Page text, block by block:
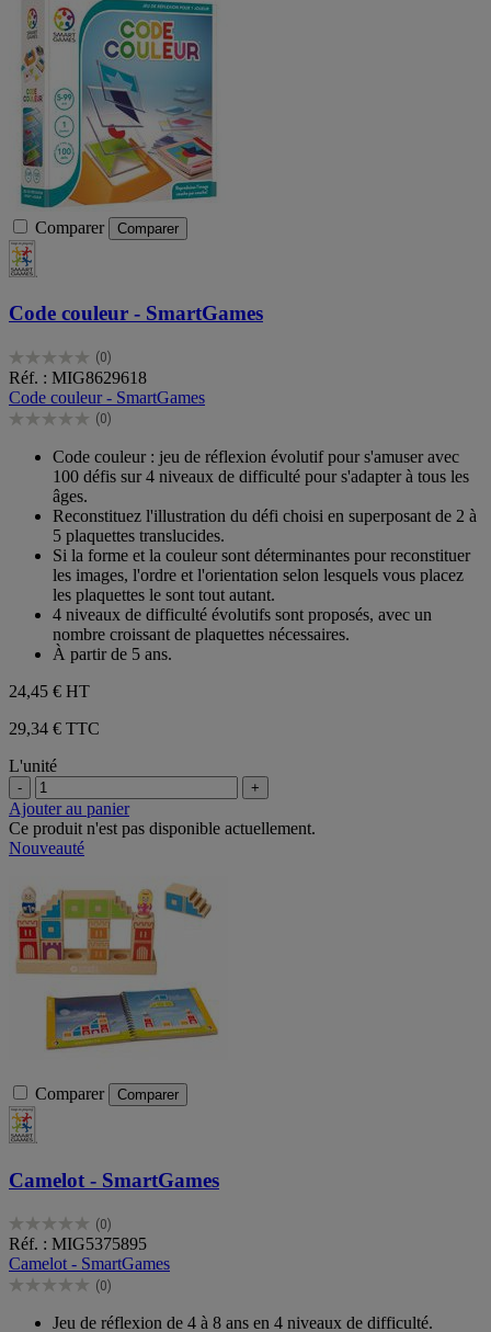
Comparer Comparer
Code couleur - SmartGames
(0)
0.0
sur
5
étoiles.
Réf. : MIG8629618
Code couleur - SmartGames
(0)
0.0
étoiles.
Code couleur : jeu de réflexion évolutif pour s'amuser avec
100 défis sur 4 niveaux de difficulté pour s'adapter à tous les
âges.
Reconstituez l'illustration du défi choisi en superposant de 2 à
5 plaquettes translucides.
Si la forme et la couleur sont déterminantes pour reconstituer
les images, l'ordre et l'orientation selon lesquels vous placez
les plaquettes le sont tout autant.
4 niveaux de difficulté évolutifs sont proposés, avec un
nombre croissant de plaquettes nécessaires.
À partir de 5 ans.
24,45 € HT
29,34 € TTC
L'unité
- +
Ajouter au panier
Ce produit n'est pas disponible actuellement.
Nouveauté
Comparer Comparer
Camelot - SmartGames
(0)
0.0
sur
5
étoiles.
Réf. : MIG5375895
Camelot - SmartGames
(0)
0.0
Jeu de réflexion de 4 à 8 ans en 4 niveaux de difficulté.